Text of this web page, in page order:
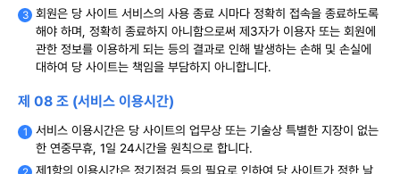
회원은 당 사이트 서비스의 사용 종료 시마다 정확히 접속을 종료하도록
해야 하며, 정확히 종료하지 아니함으로써 제3자가 이용자 또는 회원에
관한 정보를 이용하게 되는 등의 결과로 인해 발생하는 손해 및 손실에
대하여 당 사이트는 책임을 부담하지 아니합니다.
제 08 조 (서비스 이용시간)
서비스 이용시간은 당 사이트의 업무상 또는 기술상 특별한 지장이 없는
한 연중무휴, 1일 24시간을 원칙으로 합니다.
제1항의 이용시간은 정기점검 등의 필요로 인하여 당 사이트가 정한 날